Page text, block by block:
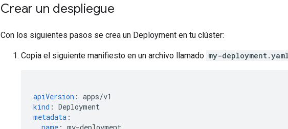
Crear un despliegue
Con los siguientes pasos se crea un Deployment en tu clúster:
Copia el siguiente manifiesto en un archivo llamado my-deployment.yaml
apiVersion : apps/v1
kind : Deployment
metadata :